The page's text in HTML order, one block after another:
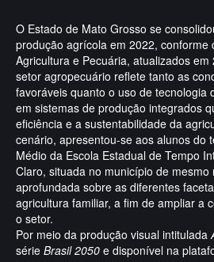
O Estado de Mato Grosso se
produção agrícola em 2022, conforme
Agricultura e Pecuária, atualizados
setor agropecuário reflete tanto as
favoráveis quanto o uso de tecnologia
em sistemas de produção integrados
eficiência e a sustentabilidade da
cenário, apresentou-se aos alunos do
Médio da Escola Estadual de Tempo
Claro, situada no município de mesmo
aprofundada sobre as diferentes
agricultura familiar, a fim de ampliar a
o setor.
Por meio da produção visual intitulada
série Brasil 2050 e disponível na